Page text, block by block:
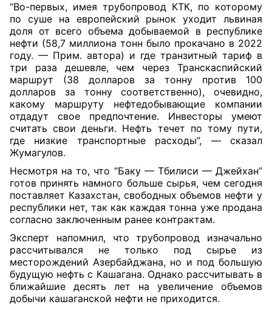
“Во-первых, имея трубопровод КТК, по которому
по суше на европейский рынок уходит львиная
доля от всего объема добываемой в республике
нефти (58,7 миллиона тонн было прокачано в 2022
году. — Прим. автора) и где транзитный тариф в
три раза дешевле, чем через Транскаспийский
маршрут (38 долларов за тонну против 100
долларов за тонну соответственно), очевидно,
какому маршруту нефтедобывающие компании
отдадут свое предпочтение. Инвесторы умеют
считать свои деньги. Нефть течет по тому пути,
где низкие транспортные расходы”, — сказал
Жумагулов.
Несмотря на то, что “Баку — Тбилиси — Джейхан”
готов принять намного больше сырья, чем сегодня
поставляет Казахстан, свободных объемов нефти у
республики нет, так как каждая тонна уже продана
согласно заключенным ранее контрактам.
Эксперт напомнил, что трубопровод изначально
рассчитывался не только под сырье из
месторождений Азербайджана, но и под большую
будущую нефть с Кашагана. Однако рассчитывать в
ближайшие десять лет на увеличение объемов
добычи кашаганской нефти не приходится.